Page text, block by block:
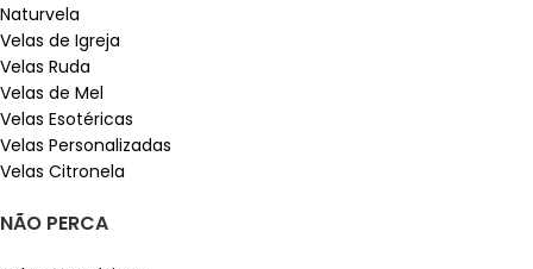
Naturvela
Velas de Igreja
Velas Ruda
Velas de Mel
Velas Esotéricas
Velas Personalizadas
Velas Citronela
NÃO PERCA